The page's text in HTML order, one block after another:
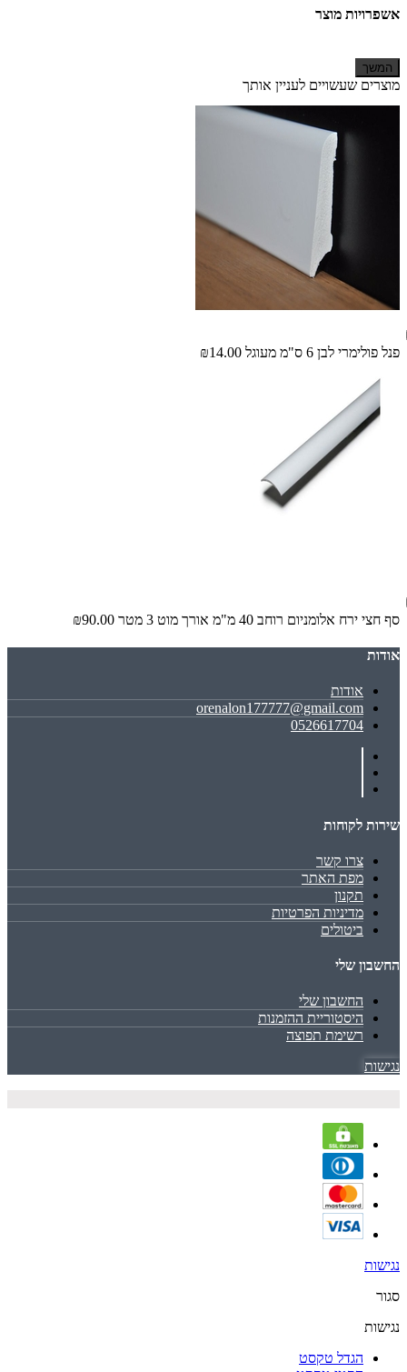
אשפרויות מוצר
המשך
מוצרים שעשויים לעניין אותך
פנל פולימרי לבן 6 ס"מ מעוגל ₪14.00
סף חצי ירח אלומניום רוחב 40 מ"מ אורך מוט 3 מטר ₪90.00
אודות
אודות
orenalon177777@gmail.com
0526617704
שירות לקוחות
צרו קשר
מפת האתר
תקנון
מדיניות הפרטיות
ביטולים
החשבון שלי
החשבון שלי
היסטוריית ההזמנות
רשימת תפוצה
נגישות
נגישות
סגור
נגישות
הגדל טקסט